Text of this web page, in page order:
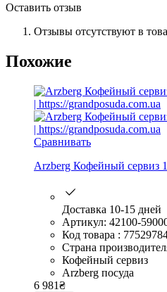
Оставить отзыв
Отзывы отсутствуют в
Похожие
Сравнивать
Arzberg Кофейный сервиз
Доставка 10-15 дней
Артикул: 42100-
Код товара :
Страна
Кофейный сервиз
Arzberg посуда
6 981₴